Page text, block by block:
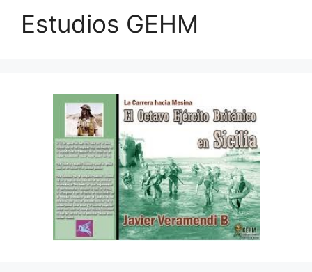
Estudios GEHM